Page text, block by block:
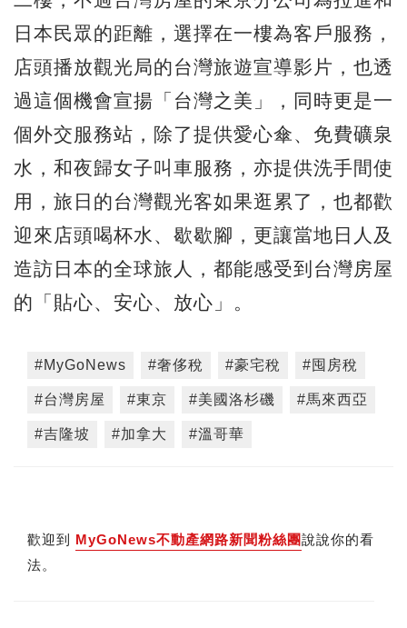
日本民眾的距離，選擇在一樓為客戶服務，
店頭播放觀光局的台灣旅遊宣導影片，也透
過這個機會宣揚「台灣之美」，同時更是一
個外交服務站，除了提供愛心傘、免費礦泉
水，和夜歸女子叫車服務，亦提供洗手間使
用，旅日的台灣觀光客如果逛累了，也都歡
迎來店頭喝杯水、歇歇腳，更讓當地日人及
造訪日本的全球旅人，都能感受到台灣房屋
的「貼心、安心、放心」。
#MyGoNews #奢侈稅 #豪宅稅 #囤房稅
#台灣房屋 #東京 #美國洛杉磯 #馬來西亞
#吉隆坡 #加拿大 #溫哥華
歡迎到 MyGoNews不動產網路新聞粉絲團說說你的看
法。